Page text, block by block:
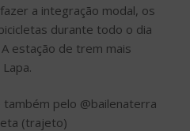
a integração modal, os
durante todo o dia
estação de trem mais
também pelo @bailenaterra
(trajeto)